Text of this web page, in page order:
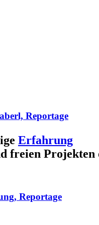
Reportage
Erfahrung
freien Projekten
Reportage